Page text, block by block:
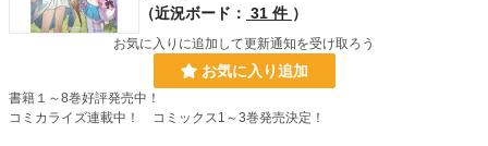
（近況ボード： 31 件 ）
お気に入りに追加して更新通知を受け取ろう
お気に入り追加
書籍１～8巻好評発売中！
コミカライズ連載中！ コミックス1～3巻発売決定！